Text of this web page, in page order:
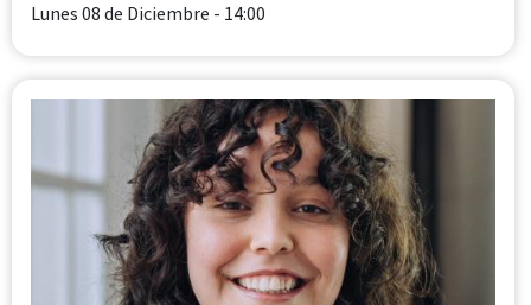
Lunes 08 de Diciembre - 14:00